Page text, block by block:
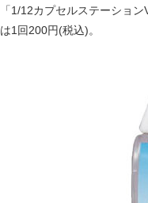
「1/12カプセルステーショ
は1回200円(税込)。